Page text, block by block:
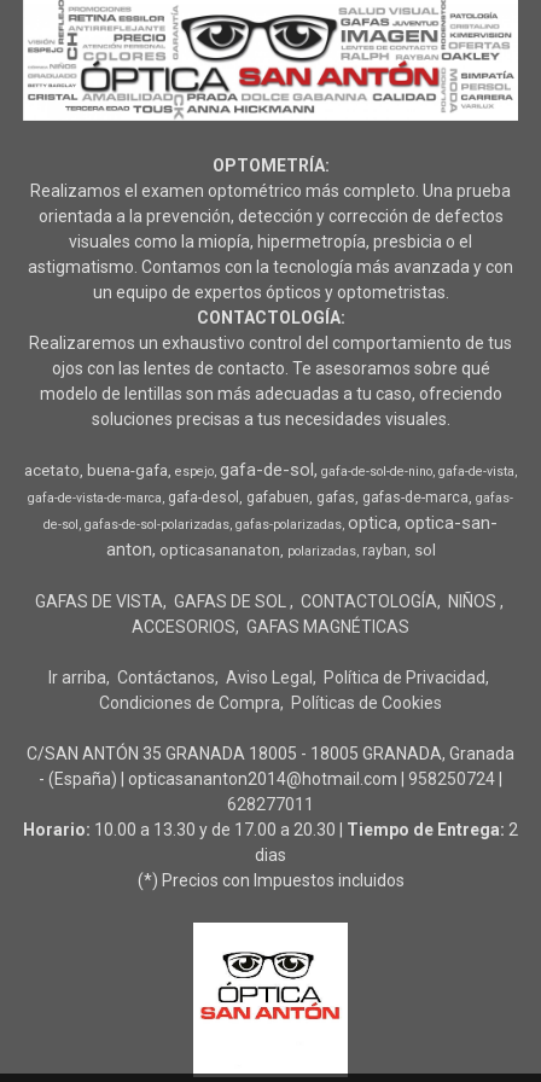
OPTOMETRÍA:
Realizamos el examen optométrico más completo. Una prueba
orientada a la prevención, detección y corrección de defectos
visuales como la miopía, hipermetropía, presbicia o el
astigmatismo. Contamos con la tecnología más avanzada y con
un equipo de expertos ópticos y optometristas.
CONTACTOLOGÍA:
Realizaremos un exhaustivo control del comportamiento de tus
ojos con las lentes de contacto. Te asesoramos sobre qué
modelo de lentillas son más adecuadas a tu caso, ofreciendo
soluciones precisas a tus necesidades visuales.
acetato buena-gafa espejo gafa-de-sol gafa-de-sol-de-nino gafa-de-vista
gafa-de-vista-de-marca gafa-desol gafabuen gafas gafas-de-marca gafas-
de-sol gafas-de-sol-polarizadas gafas-polarizadas optica optica-san-
anton opticasananaton polarizadas rayban sol
GAFAS DE VISTA GAFAS DE SOL CONTACTOLOGÍA
NIÑOS
ACCESORIOS
GAFAS MAGNÉTICAS
Ir arriba Contáctanos Aviso Legal
Política de Privacidad
Condiciones de Compra
Políticas de Cookies
C/SAN ANTÓN 35 GRANADA 18005 - 18005 GRANADA, Granada
- (España) | opticasananton2014@hotmail.com | 958250724
628277011
Horario: 10.00 a 13.30 y de 17.00 a 20.30 | Tiempo de Entrega: 2
dias
(*) Precios con Impuestos incluidos